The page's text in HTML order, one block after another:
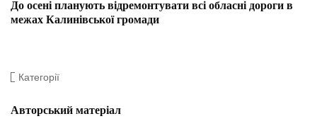
До осені планують відремонтувати всі обласні дороги в
межах Калинівської громади
Категорії
Авторський матеріал